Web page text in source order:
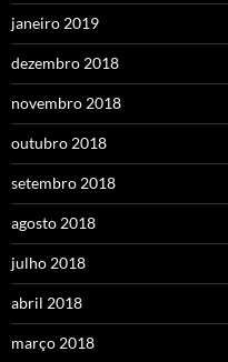
janeiro 2019
dezembro 2018
novembro 2018
outubro 2018
setembro 2018
agosto 2018
julho 2018
abril 2018
março 2018